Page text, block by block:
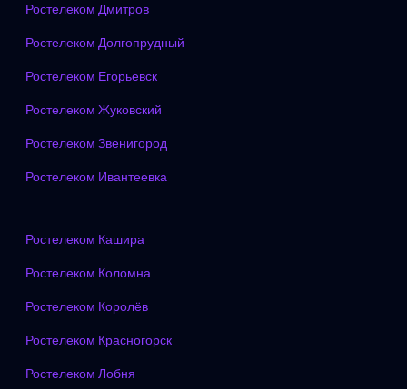
Ростелеком Дмитров
Ростелеком Долгопрудный
Ростелеком Егорьевск
Ростелеком Жуковский
Ростелеком Звенигород
Ростелеком Ивантеевка
Ростелеком Кашира
Ростелеком Коломна
Ростелеком Королёв
Ростелеком Красногорск
Ростелеком Лобня